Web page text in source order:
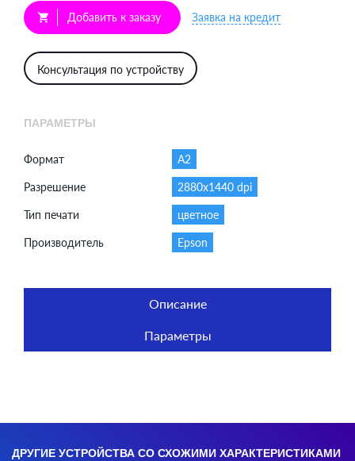
Описание
Параметры
shopping_cart Добавить к заказу Заявка на кредит
Консультация по устройству
ПАРАМЕТРЫ
Формат A2
Разрешение 2880x1440 dpi
Тип печати цветное
Производитель Epson
ДРУГИЕ УСТРОЙСТВА СО СХОЖИМИ ХАРАКТЕРИСТИКАМИ